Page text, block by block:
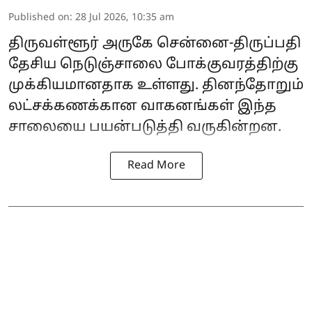
Published on: 28 Jul 2026, 10:35 am
திருவள்ளூர் அருகே சென்னை-திருப்பதி
தேசிய நெடுஞ்சாலை போக்குவரத்திற்கு
முக்கியமானதாக உள்ளது. தினந்தோறும்
லட்சக்கணக்கான வாகனங்கள் இந்த
சாலையை பயன்படுத்தி வருகின்றன.
Read More